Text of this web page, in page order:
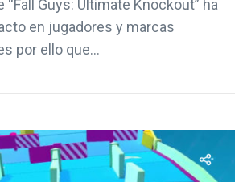
“Fall Guys: Ultimate Knockout” ha
en jugadores y marcas
por ello que...